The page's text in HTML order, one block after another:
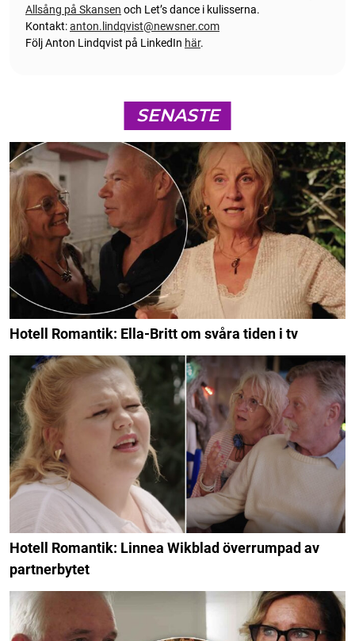
Allsång på Skansen och Let’s dance i kulisserna.
Kontakt:anton.lindqvist@newsner.com
Följ Anton Lindqvist på LinkedIn här.
SENASTE
Hotell Romantik: Ella-Britt om svåra tiden i tv
Hotell Romantik: Linnea Wikblad överrumpad av
partnerbytet